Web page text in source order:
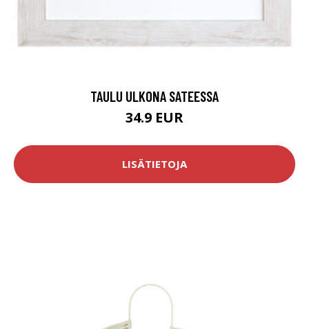
TAULU ULKONA SATEESSA
34.9 EUR
LISÄTIETOJA